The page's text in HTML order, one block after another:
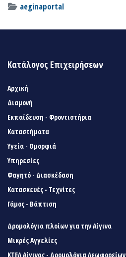
aeginaportal
Κατάλογος Επιχειρήσεων
Αρχική
Διαμονή
Εκπαίδευση - Φροντιστήρια
Καταστήματα
Υγεία - Ομορφιά
Υπηρεσίες
Φαγητό - Διασκέδαση
Κατασκευές - Τεχνίτες
Γάμος - Βάπτιση
Δρομολόγια πλοίων για την Αίγινα
Μικρές Αγγελίες
ΚΤΕΛ Αίγινας - Δρομολόγια Λεωφορείων